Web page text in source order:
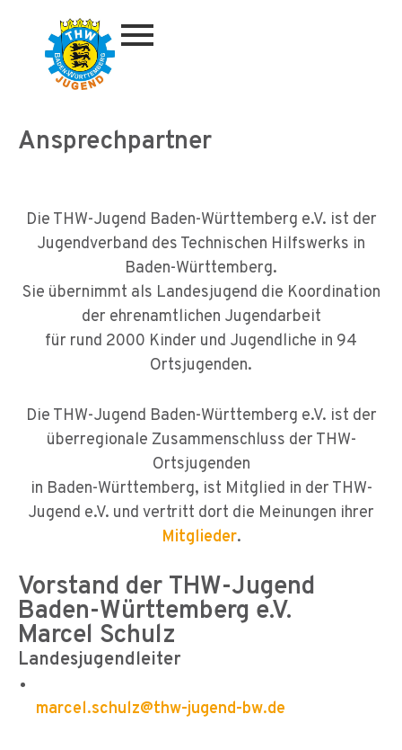
springen
Ansprechpartner
Die THW-Jugend Baden-Württemberg e.V. ist der
Jugendverband des Technischen Hilfswerks in
Baden-Württemberg.
Sie übernimmt als Landesjugend die Koordination
der ehrenamtlichen Jugendarbeit
für rund 2000 Kinder und Jugendliche in 94
Ortsjugenden.
Die THW-Jugend Baden-Württemberg e.V. ist der
überregionale Zusammenschluss der THW-
Ortsjugenden
in Baden-Württemberg, ist Mitglied in der THW-
Jugend e.V. und vertritt dort die Meinungen ihrer
Mitglieder.
Vorstand der THW-Jugend
Baden-Württemberg e.V.
Marcel Schulz
Landesjugendleiter
marcel.schulz@thw-jugend-bw.de